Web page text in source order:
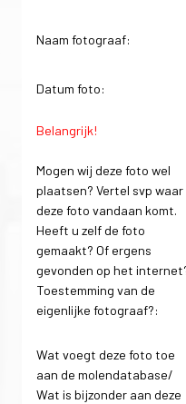
Naam fotograaf:
Datum foto:
Belangrijk!
Mogen wij deze foto wel
plaatsen? Vertel svp waar
deze foto vandaan komt.
Heeft u zelf de foto
gemaakt? Of ergens
gevonden op het
Toestemming van de
eigenlijke fotograaf?:
Wat voegt deze foto toe
aan de molendatabase/
Wat is bijzonder aan deze